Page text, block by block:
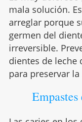
mala solución.
arreglar porque
germen del
irreversible.
dientes de leche
para preservar